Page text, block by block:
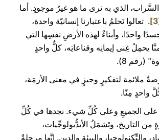
الذي به نرى ما هو غيرُ موجودٍ. أما
. تعالوا نَحلمُ باعتبارنا إنسانيّة واحدة،
واحدًا، وأبناءٌ لهذه الأرضِ نفسِها التي
يحمِلُ غِنى إيمانِه وقناعاتِه، كلٌّ واحدٍ
(رقم 8).
ملائمة لتفكيرٍ وجيزٍ في معنى الأزمَة،
واحدٍ مِنّا.
على الجميعِ وعلى كُلِّ شيء. نجدها في كُلِّ
التاريخ، وتَشمَلُ الأيدُّيولوجِّيات،
والتِّكنولوجيا، والبيئة والدين. إنَّها مرحلةٌ